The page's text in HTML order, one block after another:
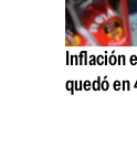
Inflación
quedó en